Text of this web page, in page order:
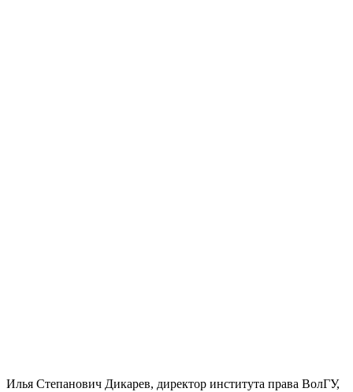
Илья Степанович Дикарев, директор института права ВолГУ,